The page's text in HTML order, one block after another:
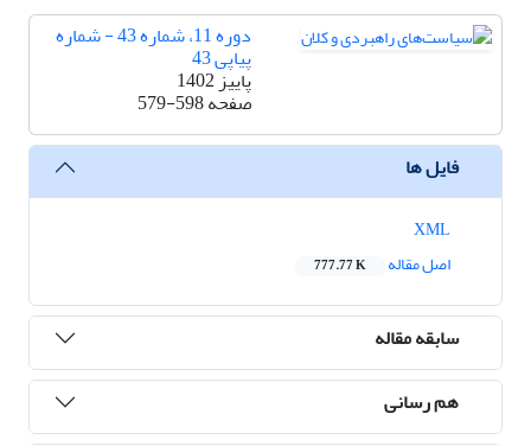
دوره 11، شماره 43 - شماره
پیاپی 43
پاییز 1402
صفحه579-598
فایل ها
اصل مقاله
777.77 K
سابقه مقاله
هم رسانی